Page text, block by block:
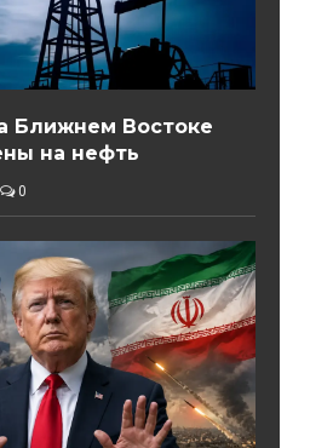
Ближнем Востоке
на нефть
0